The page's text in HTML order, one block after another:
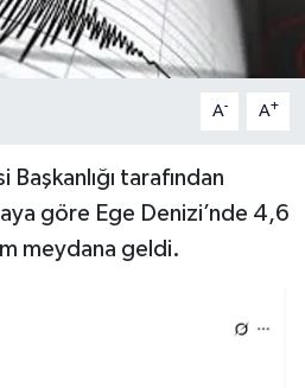
A- A+
tarafından
göre Ege Denizi’nde 4,6
meydana geldi.